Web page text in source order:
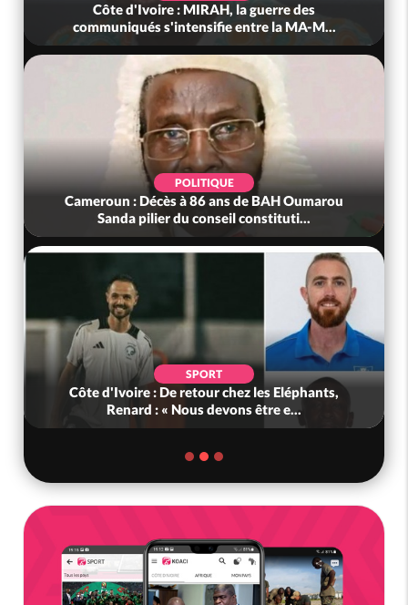
Côte d'Ivoire : MIRAH, la guerre des
communiqués s'intensifie entre la MA-M...
POLITIQUE
Cameroun : Décès à 86 ans de BAH Oumarou
Sanda pilier du conseil constituti...
SPORT
Côte d'Ivoire : De retour chez les Eléphants,
Renard : « Nous devons être e...